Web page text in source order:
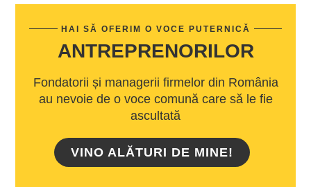
HAI SĂ OFERIM O VOCE PUTERNICĂ
ANTREPRENORILOR
Fondatorii și managerii firmelor din România
au nevoie de o voce comună care să le fie
ascultată
VINO ALĂTURI DE MINE!